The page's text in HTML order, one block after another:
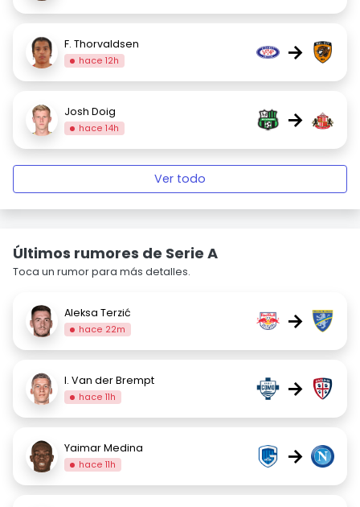
F. Thorvaldsen
hace 12h →
Josh Doig
hace 14h →
Ver todo
Últimos rumores de Serie A
Toca un rumor para más detalles.
Aleksa Terzić
hace 22m →
I. Van der Brempt
hace 11h →
Yaimar Medina
hace 11h →